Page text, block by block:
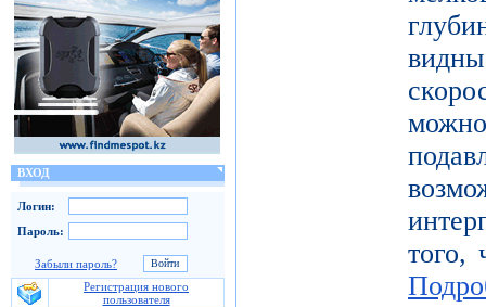
ВХОД
Логин:
Пароль:
Забыли пароль?
Регистрация нового
пользователя
того,